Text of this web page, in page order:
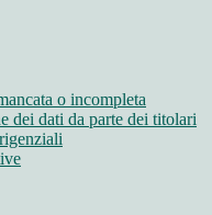
o incompleta
dei dati da parte dei titolari